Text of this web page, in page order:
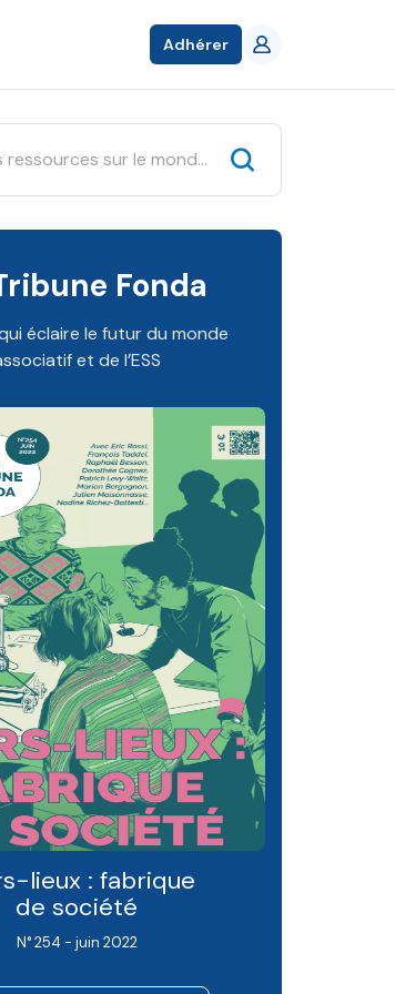
Adhérer
Fonda
éclaire le futur du monde
et de l’ESS
lieux : fabrique
de société
N° 254 - juin 2022